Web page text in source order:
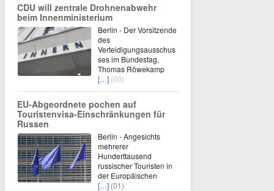
CDU will zentrale Drohnenabwehr
beim Innenministerium
Berlin - Der Vorsitzende
des
Verteidigungsausschus
ses im Bundestag,
Thomas Röwekamp
[…] (00)
EU-Abgeordnete pochen auf
Touristenvisa-Einschränkungen für
Russen
Berlin - Angesichts
mehrerer
Hunderttausend
russischer Touristen in
der Europäischen
[…] (01)